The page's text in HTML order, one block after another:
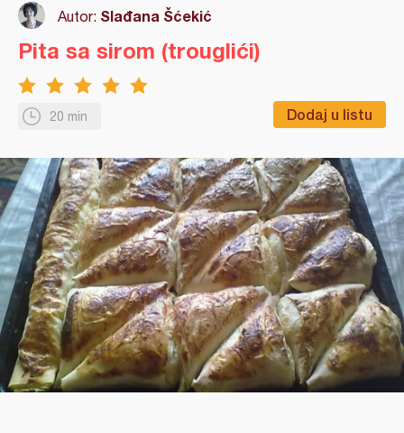
Autor: Slađana Šćekić
20 min Dodaj u listu
Pita sa sirom (trouglići)